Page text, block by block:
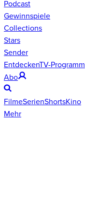
Podcast
Gewinnspiele
Collections
Stars
Sender
EntdeckenTV-Programm
Abo
FilmeSerienShortsKino
Mehr